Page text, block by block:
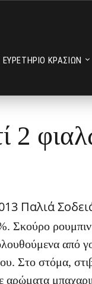
ΕΥΡΕΤΗΡΙΟ ΚΡΑΣΙΩΝ
2
Παλιά
Σκούρο
από
Στο στόμα,
αρώματα